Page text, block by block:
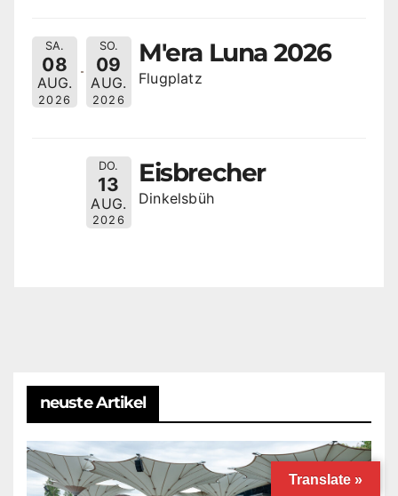
SA.
08
AUG.
2026
SO.
09
AUG.
2026
M'era Luna 2026
Flugplatz
DO.
13
AUG.
2026
Eisbrecher
Dinkelsbüh
neuste Artikel
Translate »